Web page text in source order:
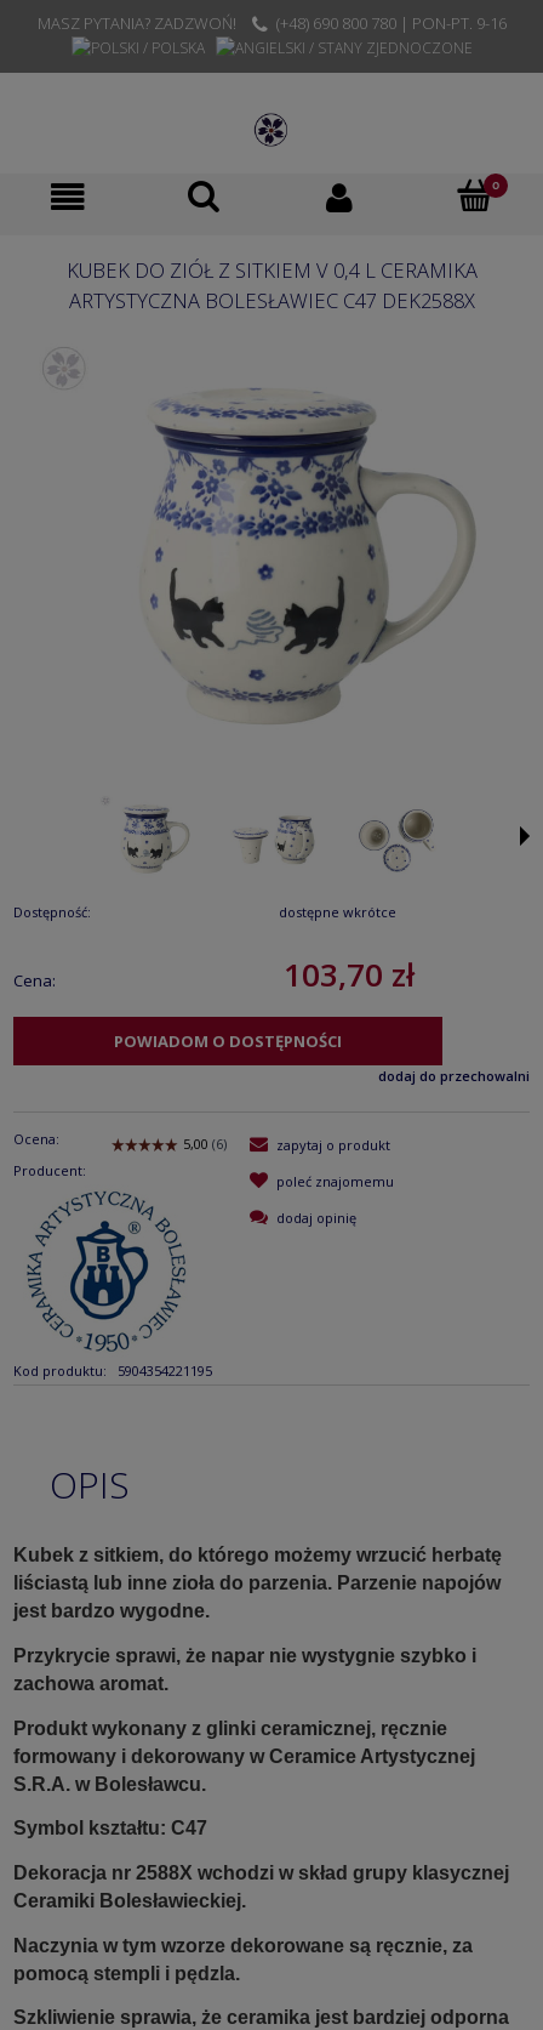
MASZ PYTANIA? ZADZWOŃ! (+48) 690 800 780 | PON-PT. 9-16
KUBEK DO ZIÓŁ Z SITKIEM V 0,4 L CERAMIKA
ARTYSTYCZNA BOLESŁAWIEC C47 DEK2588X
Dostępność: dostępne wkrótce
Cena: 103,70 zł
POWIADOM O DOSTĘPNOŚCI
dodaj do przechowalni
Ocena:
Producent:
Kod produktu: 5904354221195
zapytaj o produkt
poleć znajomemu
dodaj opinię
OPIS
Kubek z sitkiem, do którego możemy wrzucić herbatę
liściastą lub inne zioła do parzenia. Parzenie napojów
jest bardzo wygodne.
Przykrycie sprawi, że napar nie wystygnie szybko i
zachowa aromat.
Produkt wykonany z glinki ceramicznej, ręcznie
formowany i dekorowany w Ceramice Artystycznej
S.R.A. w Bolesławcu.
Symbol kształtu: C47
Dekoracja nr 2588X wchodzi w skład grupy klasycznej
Ceramiki Bolesławieckiej.
Naczynia w tym wzorze dekorowane są ręcznie, za
pomocą stempli i pędzla.
Szkliwienie sprawia, że ceramika jest bardziej odporna